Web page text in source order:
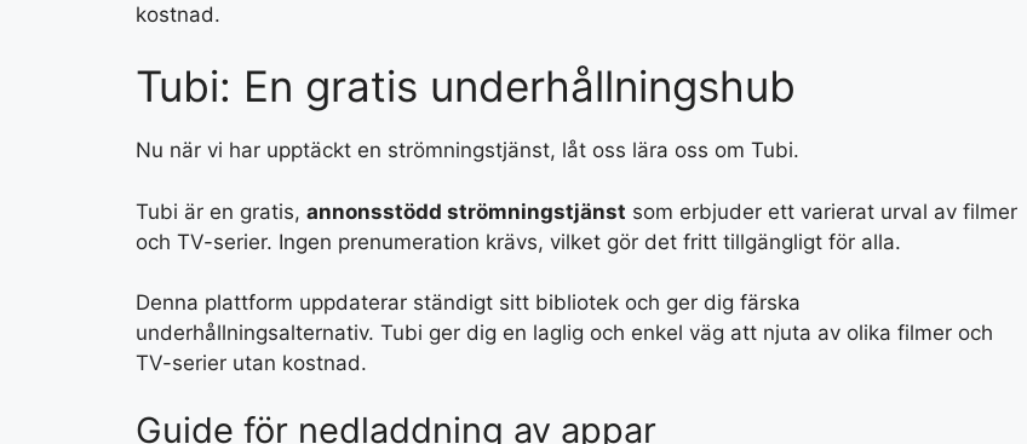
kostnad.
Tubi: En gratis underhållningshub
Nu när vi har upptäckt en strömningstjänst, låt oss lära oss om Tubi.
Tubi är en gratis, annonsstödd strömningstjänst som erbjuder ett varierat urval av filmer
och TV-serier. Ingen prenumeration krävs, vilket gör det fritt tillgängligt för alla.
Denna plattform uppdaterar ständigt sitt bibliotek och ger dig färska
underhållningsalternativ. Tubi ger dig en laglig och enkel väg att njuta av olika filmer och
TV-serier utan kostnad.
Guide för nedladdning av appar